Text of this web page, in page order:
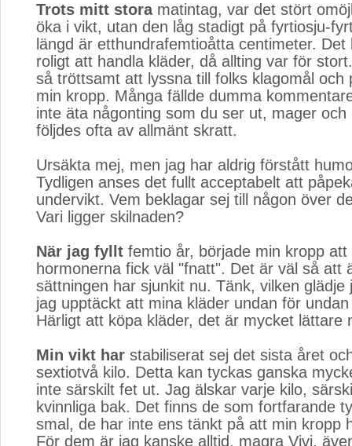
Trots mitt storamatintag, var det stört
öka i vikt, utan den låg stadigt på fyrtiosju-
längd är etthundrafemtioåtta centimeter. Det
roligt att handla kläder, då allting var för
så tröttsamt att lyssna till folks klagomål och
min kropp. Många fällde dumma
inte äta någonting som du ser ut, mager och
följdes ofta av allmänt skratt.
Ursäkta mej, men jag har aldrig förstått
Tydligen anses det fullt acceptabelt att
undervikt. Vem beklagar sej till någon över
Vari ligger skilnaden?
När jag fyllt femtio år, började min kropp
hormonerna fick väl "fnatt". Det är väl så att
sättningen har sjunkit nu. Tänk, vilken glädje
jag upptäckt att mina kläder undan för
Härligt att köpa kläder, det är mycket lättare
Min vikt har stabiliserat sej det sista året
sextiotvå kilo. Detta kan tyckas ganska
inte särskilt fet ut. Jag älskar varje kilo,
kvinnliga bak. Det finns de som fortfarande
smal, de har inte ens tänkt på att min kropp
För dem är jag kanske alltid, magra Vivi,